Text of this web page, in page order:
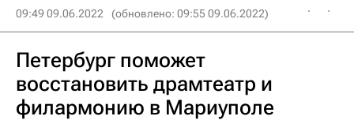
09:49 09.06.2022 (обновлено: 09:55 09.06.2022)
Петербург поможет
восстановить драмтеатр и
филармонию в Мариуполе